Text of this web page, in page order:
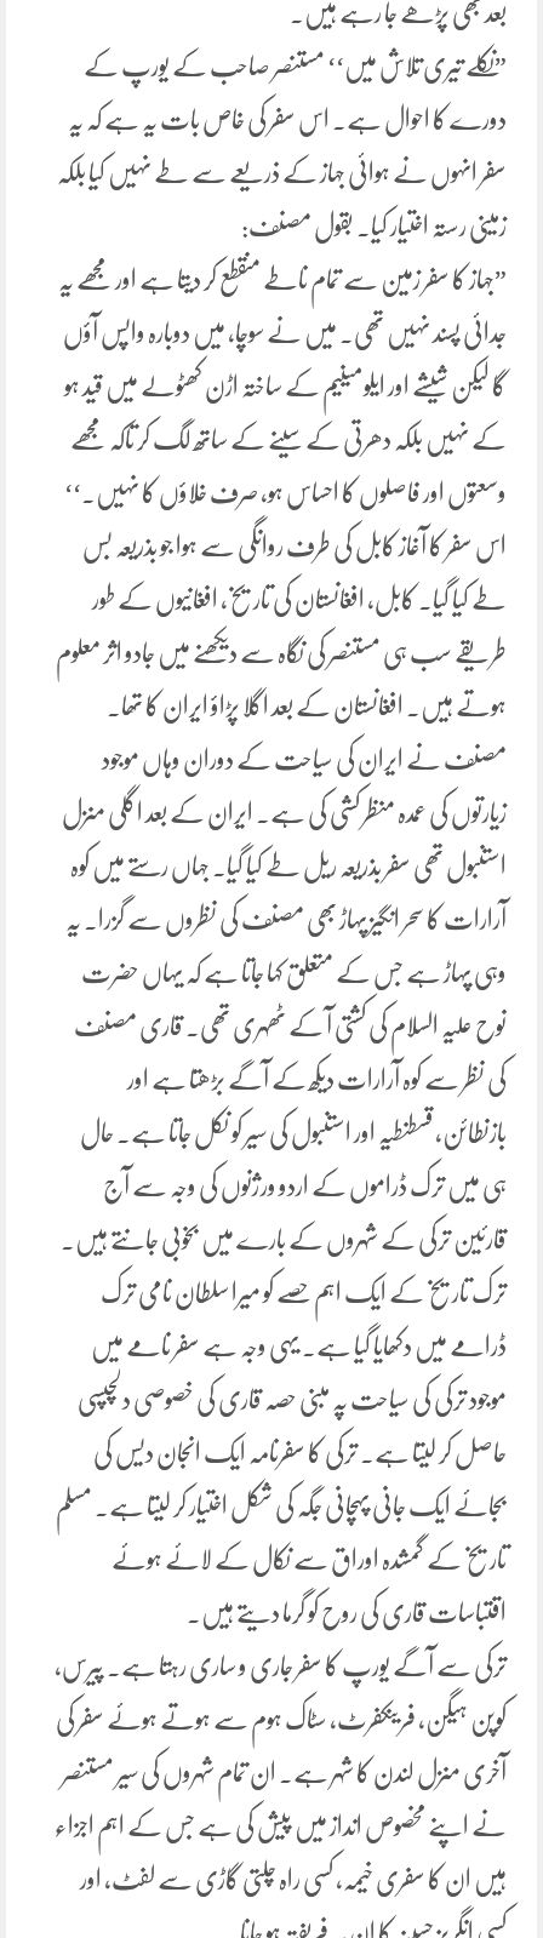
بعد بھی پڑھے جا رہے ہیں۔
”نکلے تیری تلاش میں‘‘ مستنصر صاحب کے یورپ کے
دورے کا احوال ہے۔ اس سفر کی خاص بات یہ ہے کہ یہ
سفر انہوں نے ہوائی جہاز کے ذریعے سے طے نہیں کیا بلکہ
زمینی رستہ اختیار کیا۔ بقول مصنف:
”جہاز کا سفر زمین سے تمام ناطے منقطع کر دیتا ہے اور مجھے یہ
جدائی پسند نہیں تھی۔ میں نے سوچا، میں دوبارہ واپس آؤں
گا لیکن شیشے اور ایلومینیم کے ساختہ اڑن کھٹولے میں قید ہو
کے نہیں بلکہ دھرتی کے سینے کے ساتھ لگ کر تاکہ مجھے
وسعتوں اور فاصلوں کا احساس ہو، صرف خلاؤں کا نہیں۔‘‘
اس سفر کا آغاز کابل کی طرف روانگی سے ہوا جو بذریعہ بس
طے کیا گیا۔ کابل، افغانستان کی تاریخ، افغانیوں کے طور
طریقے سب ہی مستنصر کی نگاہ سے دیکھنے میں جادو اثر معلوم
ہوتے ہیں۔ افغانستان کے بعد اگلا پڑاؤ ایران کا تھا۔
مصنف نے ایران کی سیاحت کے دوران وہاں موجود
زیارتوں کی عمدہ منظر کشی کی ہے۔ ایران کے بعد اگلی منزل
استنبول تھی سفر بذریعہ ریل طے کیا گیا۔ جہاں رستے میں کوہ
آرارات کا سحر انگیز پہاڑ بھی مصنف کی نظروں سے گزرا۔ یہ
وہی پہاڑ ہے جس کے متعلق کہا جاتا ہے کہ یہاں حضرت
نوح علیہ السلام کی کشتی آ کے ٹھہری تھی۔ قاری مصنف
کی نظر سے کوہ آرارات دیکھ کے آگے بڑھتا ہے اور
بازنطائن، قسطنطیہ اور استنبول کی سیر کو نکل جاتا ہے۔ حال
ہی میں ترک ڈراموں کے اردو ورژنوں کی وجہ سے آج
قارئین ترکی کے شہروں کے بارے میں بخوبی جانتے ہیں۔
ترک تاریخ کے ایک اہم حصے کو میرا سلطان نامی ترک
ڈرامے میں دکھایا گیا ہے۔ یہی وجہ ہے سفر نامے میں
موجود ترکی کی سیاحت پہ مبنی حصہ قاری کی خصوصی دلچپسی
حاصل کر لیتا ہے۔ ترکی کا سفرنامہ ایک انجان دیس کی
بجائے ایک جانی پہچانی جگہ کی شکل اختیار کر لیتا ہے۔ مسلم
تاریخ کے گمشدہ اوراق سے نکال کے لائے ہوئے
اقتباسات قاری کی روح کو گرما دیتے ہیں۔
ترکی سے آگے یورپ کا سفر جاری و ساری رہتا ہے۔ پیرس،
کوپن ہیگن، فرینکفرٹ، سٹاک ہوم سے ہوتے ہوئے سفر کی
آخری منزل لندن کا شہر ہے۔ ان تمام شہروں کی سیر مستنصر
نے اپنے مخصوص انداز میں پیش کی ہے جس کے اہم اجزاء
ہیں ان کا سفری خیمہ، کسی راہ چلتی گاڑی سے لفٹ، اور
کسی انگریز حسینہ کا ان پہ فریفتہ ہو جانا۔